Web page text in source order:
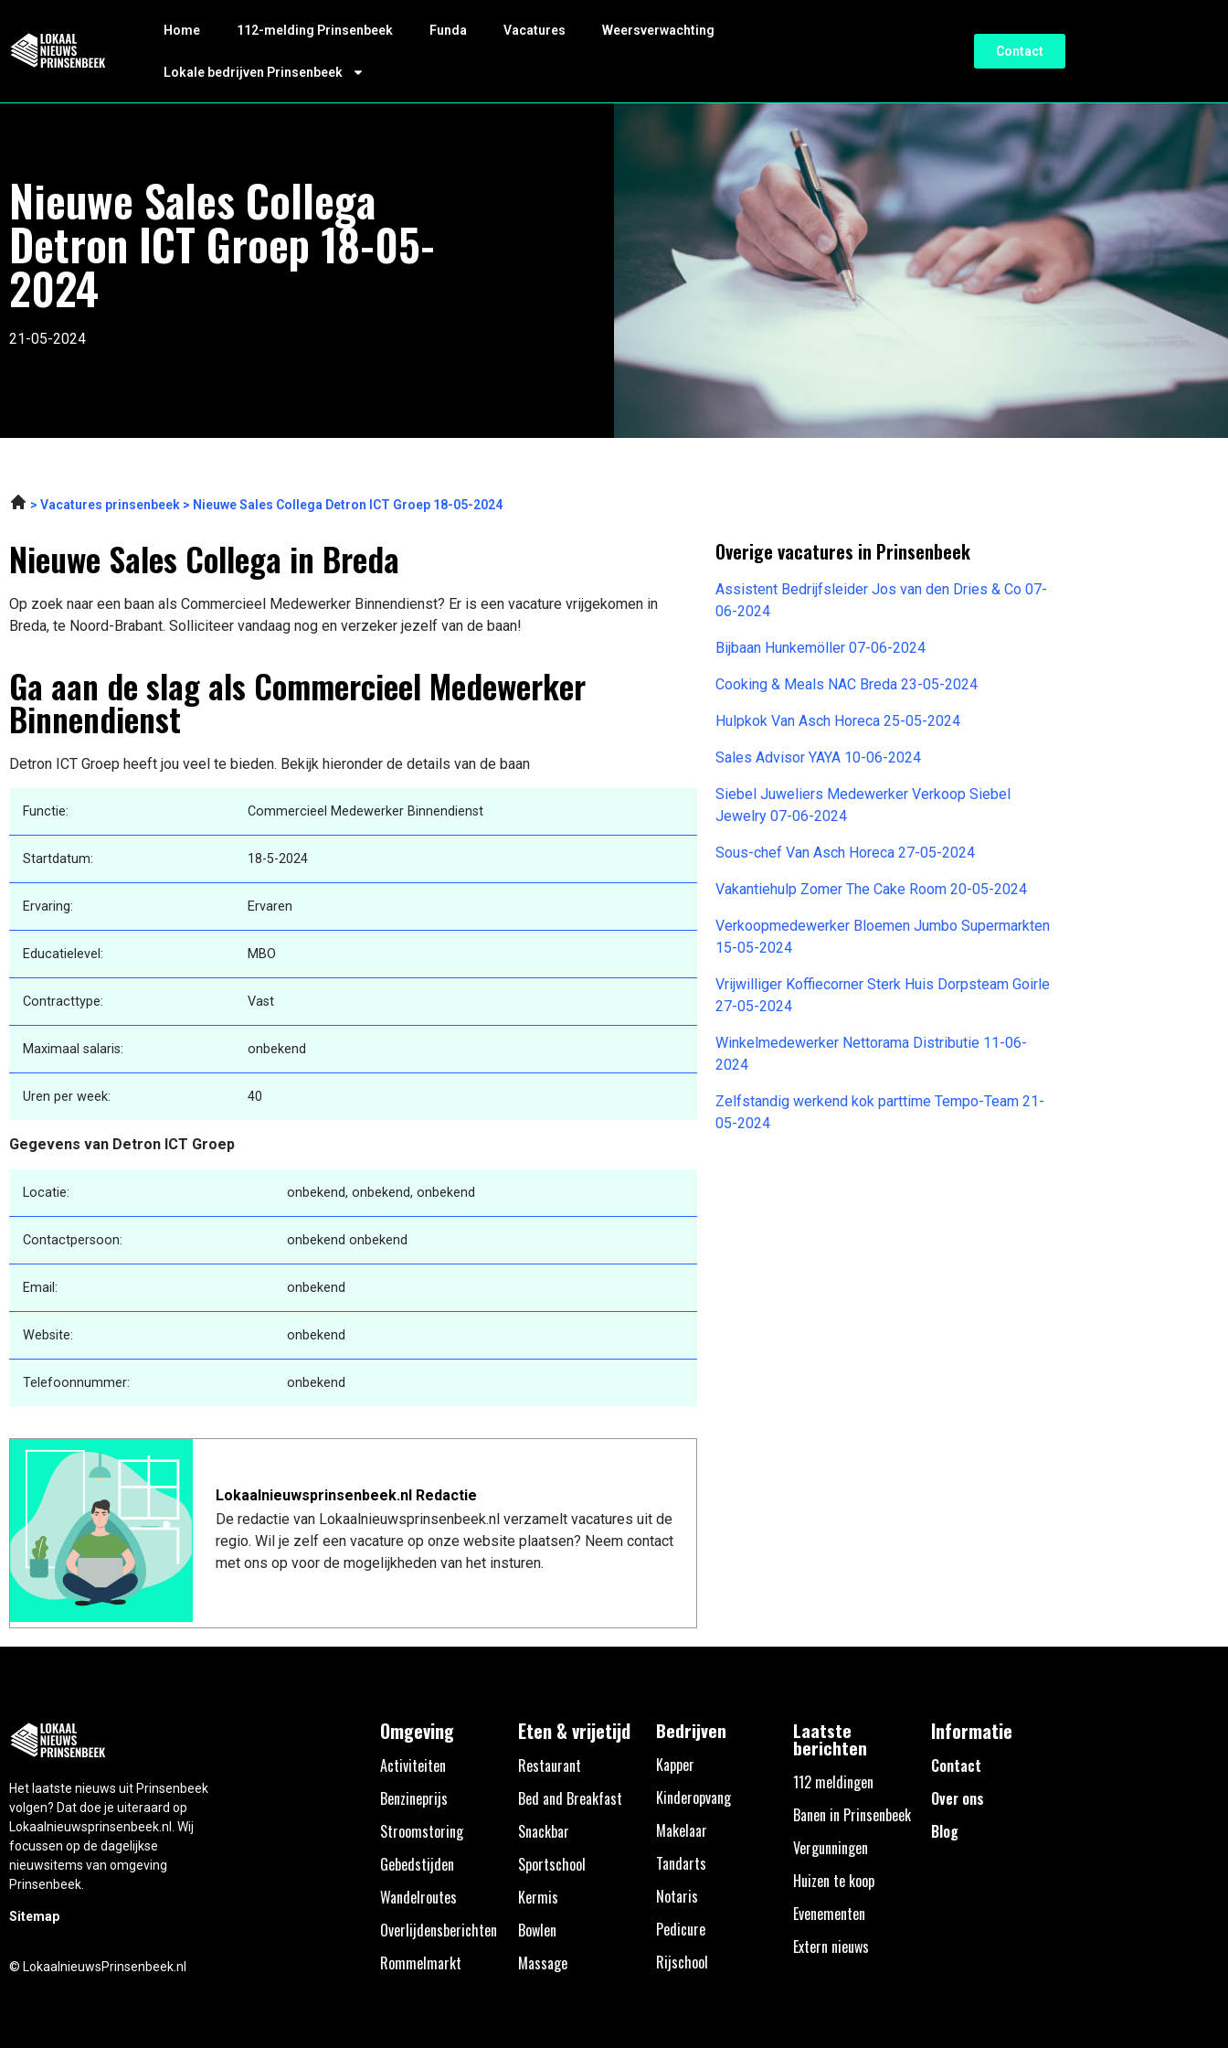
Home 112-melding Prinsenbeek Funda Vacatures Weersverwachting
Lokale bedrijven Prinsenbeek
Contact
Nieuwe Sales Collega
Detron ICT Groep 18-05-
2024
21-05-2024
Vacatures prinsenbeek Nieuwe Sales Collega Detron ICT Groep 18-05-2024
Nieuwe Sales Collega in Breda
Op zoek naar een baan als Commercieel Medewerker Binnendienst? Er is een vacature vrijgekomen in
Breda, te Noord-Brabant. Solliciteer vandaag nog en verzeker jezelf van de baan!
Ga aan de slag als Commercieel Medewerker
Binnendienst
Detron ICT Groep heeft jou veel te bieden. Bekijk hieronder de details van de baan
Functie: Commercieel Medewerker Binnendienst
Startdatum: 18-5-2024
Ervaring: Ervaren
Educatielevel: MBO
Contracttype: Vast
Maximaal salaris: onbekend
Uren per week: 40
Gegevens van Detron ICT Groep
Locatie: onbekend, onbekend, onbekend
Contactpersoon: onbekend onbekend
Email: onbekend
Website: onbekend
Telefoonnummer: onbekend
Lokaalnieuwsprinsenbeek.nl Redactie
De redactie van Lokaalnieuwsprinsenbeek.nl verzamelt vacatures uit de
regio. Wil je zelf een vacature op onze website plaatsen? Neem contact
met ons op voor de mogelijkheden van het insturen.
Overige vacatures in Prinsenbeek
Assistent Bedrijfsleider Jos van den Dries & Co 07-
06-2024
Bijbaan Hunkemöller 07-06-2024
Cooking & Meals NAC Breda 23-05-2024
Hulpkok Van Asch Horeca 25-05-2024
Sales Advisor YAYA 10-06-2024
Siebel Juweliers Medewerker Verkoop Siebel
Jewelry 07-06-2024
Sous-chef Van Asch Horeca 27-05-2024
Vakantiehulp Zomer The Cake Room 20-05-2024
Verkoopmedewerker Bloemen Jumbo Supermarkten
15-05-2024
Vrijwilliger Koffiecorner Sterk Huis Dorpsteam Goirle
27-05-2024
Winkelmedewerker Nettorama Distributie 11-06-
2024
Zelfstandig werkend kok parttime Tempo-Team 21-
05-2024
Het laatste nieuws uit Prinsenbeek
volgen? Dat doe je uiteraard op
Lokaalnieuwsprinsenbeek.nl. Wij
focussen op de dagelijkse
nieuwsitems van omgeving
Prinsenbeek.
Sitemap
© LokaalnieuwsPrinsenbeek.nl
Omgeving
Activiteiten
Benzineprijs
Stroomstoring
Gebedstijden
Wandelroutes
Overlijdensberichten
Rommelmarkt
Eten & vrijetijd
Restaurant
Bed and Breakfast
Snackbar
Sportschool
Kermis
Bowlen
Massage
Bedrijven
Kapper
Kinderopvang
Makelaar
Tandarts
Notaris
Pedicure
Rijschool
Laatste
berichten
112 meldingen
Banen in Prinsenbeek
Vergunningen
Huizen te koop
Evenementen
Extern nieuws
Informatie
Contact
Over ons
Blog